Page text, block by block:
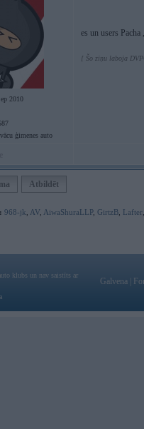
2010
vācu ģimenes auto
es un users
[ Šo ziņu laboja
Atbildēt
968-jk AV AiwaShuraLLP, GirtzB Lafter
klubs un nav saistīts ar
Galvena